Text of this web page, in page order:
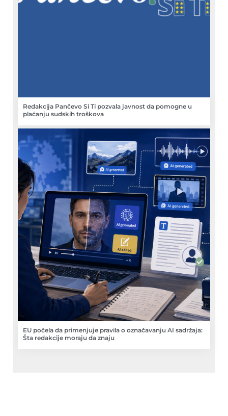
Redakcija Pančevo Si Ti pozvala javnost da pomogne u
plaćanju sudskih troškova
EU počela da primenjuje pravila o označavanju AI sadržaja:
Šta redakcije moraju da znaju